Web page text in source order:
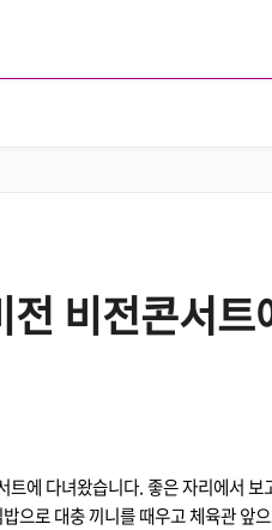
비전콘서트
에 다녀왔습니다. 좋은 자리에서 보
으로 대충 끼니를 때우고 체육관 앞